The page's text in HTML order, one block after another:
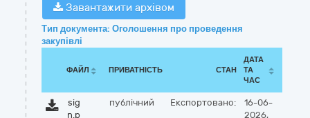
Завантажити архівом
Тип документа: Оголошення про проведення
закупівлі
ФАЙЛ ПРИВАТНІСТЬ СТАН
ДАТА
ТА
ЧАС
sig
n.p
публічний Експортовано:
16-06-
2026,